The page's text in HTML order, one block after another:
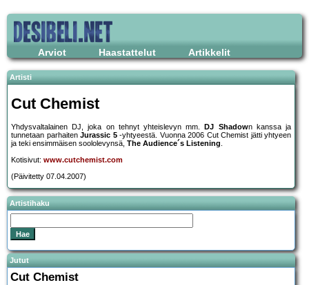
Arviot Haastattelut Artikkelit
Artisti
Cut Chemist
Yhdysvaltalainen DJ, joka on tehnyt yhteislevyn mm. DJ Shadown kanssa ja
tunnetaan parhaiten Jurassic 5-yhtyeestä. Vuonna 2006 Cut Chemist jätti yhtyeen
ja teki ensimmäisen soololevynsä, The Audience´s Listening.
Kotisivut: www.cutchemist.com
(Päivitetty 07.04.2007)
Artistihaku
Jutut
Cut Chemist